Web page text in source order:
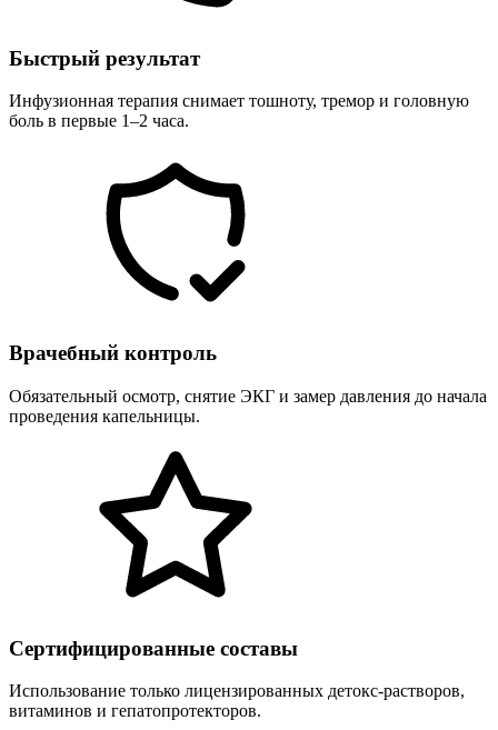
Быстрый результат
Инфузионная терапия снимает тошноту, тремор и головную
боль в первые 1–2 часа.
Врачебный контроль
Обязательный осмотр, снятие ЭКГ и замер давления до начала
проведения капельницы.
Сертифицированные составы
Использование только лицензированных детокс-растворов,
витаминов и гепатопротекторов.